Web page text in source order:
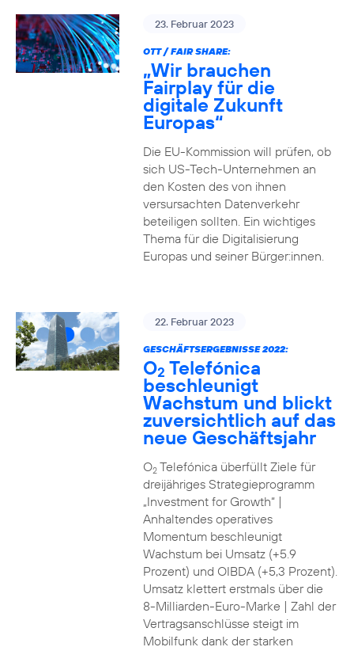
23. Februar 2023
OTT / FAIR SHARE:
„Wir brauchen
Fairplay für die
digitale Zukunft
Europas“
Die EU-Kommission will prüfen, ob
sich US-Tech-Unternehmen an
den Kosten des von ihnen
versursachten Datenverkehr
beteiligen sollten. Ein wichtiges
Thema für die Digitalisierung
Europas und seiner Bürger:innen.
22. Februar 2023
GESCHÄFTSERGEBNISSE 2022:
O2 Telefónica
beschleunigt
Wachstum und blickt
zuversichtlich auf das
neue Geschäftsjahr
O2Telefónica überfüllt Ziele für
dreijähriges Strategieprogramm
„Investment for Growth“ |
Anhaltendes operatives
Momentum beschleunigt
Wachstum bei Umsatz (+5.9
Prozent) und OIBDA (+5,3 Prozent).
Umsatz klettert erstmals über die
8-Milliarden-Euro-Marke | Zahl der
Vertragsanschlüsse steigt im
Mobilfunk dank der starken